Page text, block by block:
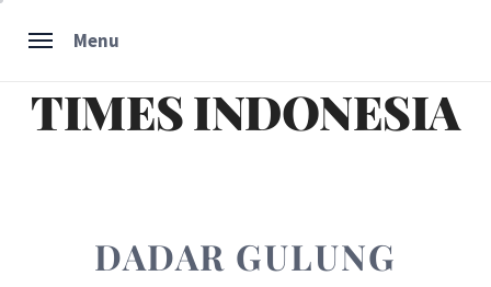
Menu
TIMES INDONESIA
DADAR GULUNG